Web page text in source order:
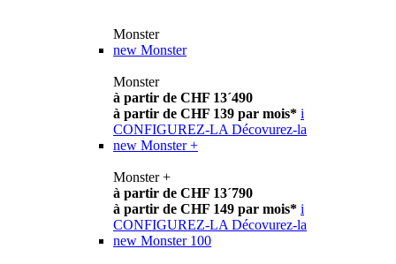
Monster
new Monster
Monster
à partir de CHF 13´490
à partir de CHF 139 par mois* i
CONFIGUREZ-LA Décovurez-la
new Monster +
Monster +
à partir de CHF 13´790
à partir de CHF 149 par mois* i
CONFIGUREZ-LA Décovurez-la
new Monster 100